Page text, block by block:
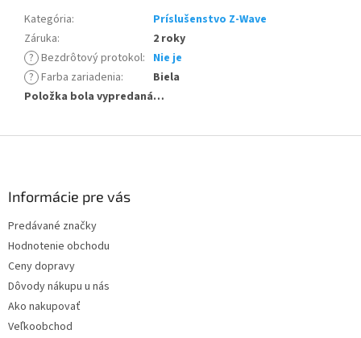
Kategória:
Príslušenstvo Z-Wave
Záruka:
2 roky
? Bezdrôtový protokol: Nie je
? Farba zariadenia:
Biela
Položka bola vypredaná…
Informácie pre vás
Predávané značky
Hodnotenie obchodu
Ceny dopravy
Dôvody nákupu u nás
Ako nakupovať
Veľkoobchod